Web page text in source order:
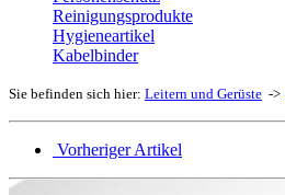
Reinigungsprodukte
Hygieneartikel
Kabelbinder
Sie befinden sich hier: Leitern und Gerüste ->
Vorheriger Artikel